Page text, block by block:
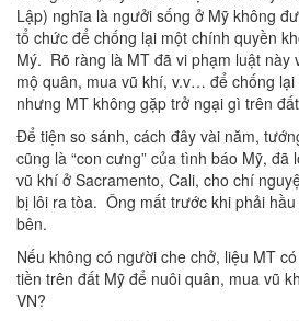
Lập) nghĩa là ngưởi sống ở Mỹ không
tổ chức để chống lại một chính quyền
Mý. Rõ ràng là MT đã vi phạm luật này
mộ quân, mua vũ khí, v.v… để chống
nhưng MT không gặp trở ngại gì trên
Để tiện so sánh, cách đây vài năm,
cũng là “con cưng” của tình báo Mỹ, đã
vũ khí ở Sacramento, Cali, cho chí
bị lôi ra tòa. Ông mất trước khi phải
bên.
Nếu không có người che chở, liệu MT
tiền trên đất Mỹ để nuôi quân, mua vũ
VN?